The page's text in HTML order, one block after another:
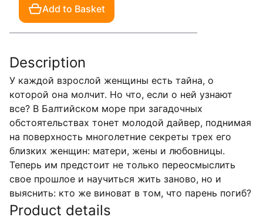
Add to Basket
Description
У каждой взрослой женщины есть тайна, о
которой она молчит. Но что, если о ней узнают
все? В Балтийском море при загадочных
обстоятельствах тонет молодой дайвер, поднимая
на поверхность многолетние секреты трех его
близких женщин: матери, жены и любовницы.
Теперь им предстоит не только переосмыслить
свое прошлое и научиться жить заново, но и
выяснить: кто же виноват в том, что парень погиб?
Product details